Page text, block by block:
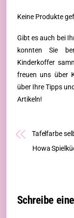
Keine Produkte
Gibt es auch bei
konnten Sie
Kinderkoffer
freuen uns über
über Ihre Tipps
Artikeln!
Tafelfarbe
Howa
Schreibe